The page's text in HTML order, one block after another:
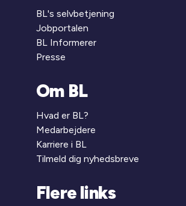
BL's selvbetjening
Jobportalen
BL Informerer
Presse
Om BL
Hvad er BL?
Medarbejdere
Karriere i BL
Tilmeld dig nyhedsbreve
Flere links